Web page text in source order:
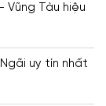
Tàu hiệu
uy tín nhất